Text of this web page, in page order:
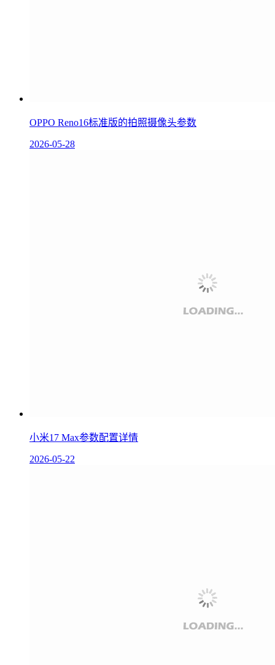
OPPO Reno16标准版的拍照摄像头参数
2026-05-28
小米17 Max参数配置详情
2026-05-22